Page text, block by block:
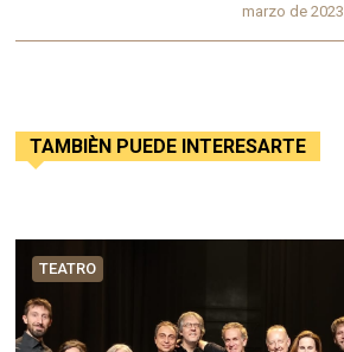
marzo de 2023
TAMBIÈN PUEDE INTERESARTE
TEATRO